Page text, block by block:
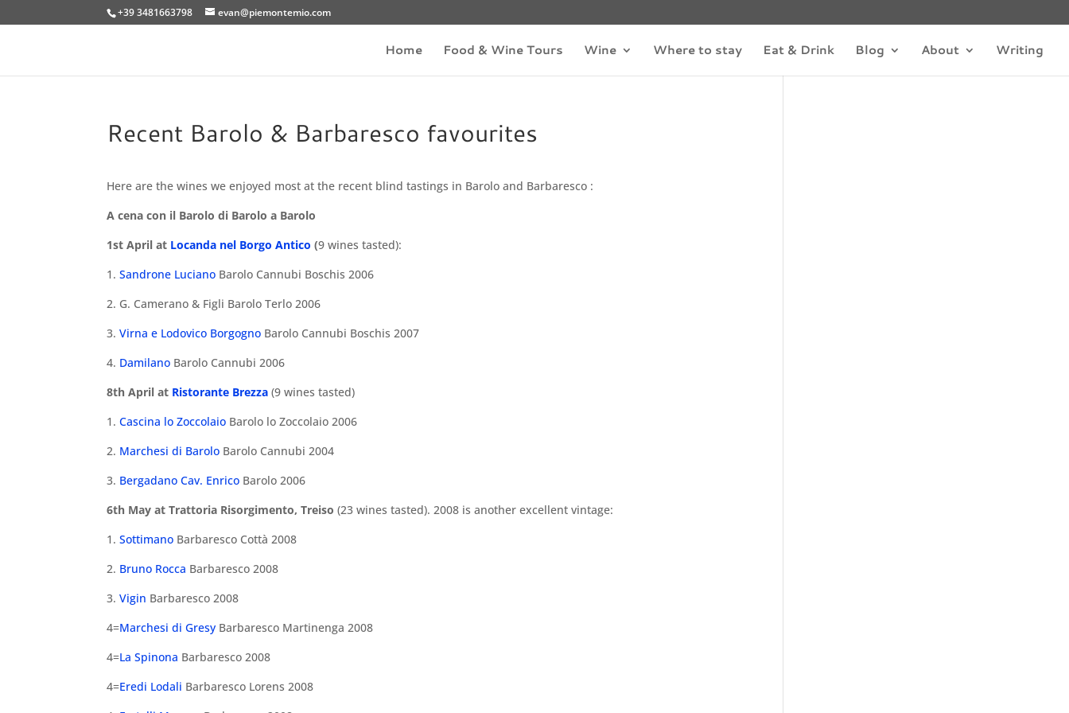
+39 3481663798 evan@piemontemio.com
Home Food & Wine Tours Wine Where to stay Eat & Drink Blog About Writing
Recent Barolo & Barbaresco favourites
Here are the wines we enjoyed most at the recent blind tastings in Barolo and Barbaresco :
A cena con il Barolo di Barolo a Barolo
1st April at Locanda nel Borgo Antico (9 wines tasted):
1.Sandrone Luciano Barolo Cannubi Boschis 2006
2. G. Camerano & Figli Barolo Terlo 2006
3.Virna e Lodovico Borgogno Barolo Cannubi Boschis 2007
4. Damilano Barolo Cannubi 2006
8th April at Ristorante Brezza (9 wines tasted)
1.Cascina lo Zoccolaio Barolo lo Zoccolaio 2006
2. Marchesi di Barolo Barolo Cannubi 2004
3. Bergadano Cav. Enrico Barolo 2006
6th May at Trattoria Risorgimento, Treiso (23 wines tasted). 2008 is another excellent vintage:
1.Sottimano Barbaresco Cottà 2008
2. Bruno Rocca Barbaresco 2008
3.Vigin Barbaresco 2008
4=Marchesi di Gresy Barbaresco Martinenga 2008
4=La Spinona Barbaresco 2008
4=Eredi Lodali Barbaresco Lorens 2008